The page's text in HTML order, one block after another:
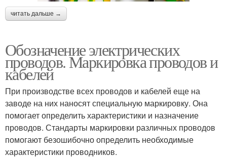
читать дальше →
Обозначение электрических
проводов. Маркировка проводов и
кабелей
При производстве всех проводов и кабелей еще на
заводе на них наносят специальную маркировку. Она
помогает определить характеристики и назначение
проводов. Стандарты маркировки различных проводов
помогают безошибочно определить необходимые
характеристики проводников.